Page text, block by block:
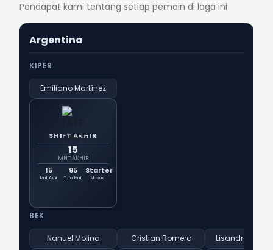
Pendapat kami tentang setiap pemain di laga ini
Argentina
KIPER
Emiliano Martínez
SHIFT AKHIR
15
MNT AKHIR
15
Mnt Akhir
95
Total Mnt
Starter
Masuk
BEK
Nahuel Molina Cristian Romero Lisandro